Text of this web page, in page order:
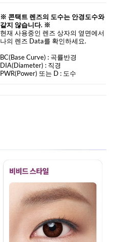
※ 콘택트 렌즈의 도수는 안경도수와
같지 않습니다. ※
현재 사용중인 렌즈 상자의 옆면에서
나의 렌즈 Data를 확인하세요.
BC(Base Curve) : 곡률반경
DIA(Diameter) : 직경
PWR(Power) 또는 D : 도수